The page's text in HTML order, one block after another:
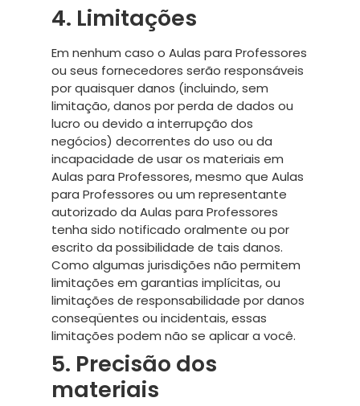
4. Limitações
Em nenhum caso o Aulas para Professores
ou seus fornecedores serão responsáveis ​​
por quaisquer danos (incluindo, sem
limitação, danos por perda de dados ou
lucro ou devido a interrupção dos
negócios) decorrentes do uso ou da
incapacidade de usar os materiais em
Aulas para Professores, mesmo que Aulas
para Professores ou um representante
autorizado da Aulas para Professores
tenha sido notificado oralmente ou por
escrito da possibilidade de tais danos.
Como algumas jurisdições não permitem
limitações em garantias implícitas, ou
limitações de responsabilidade por danos
conseqüentes ou incidentais, essas
limitações podem não se aplicar a você.
5. Precisão dos
materiais